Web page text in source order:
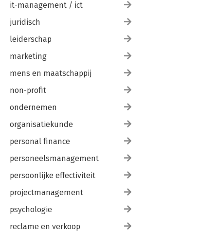
it-management / ict
juridisch
leiderschap
marketing
mens en maatschappij
non-profit
ondernemen
organisatiekunde
personal finance
personeelsmanagement
persoonlijke effectiviteit
projectmanagement
psychologie
reclame en verkoop